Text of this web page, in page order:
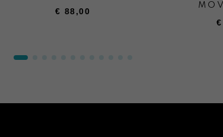
€ 88,00
€